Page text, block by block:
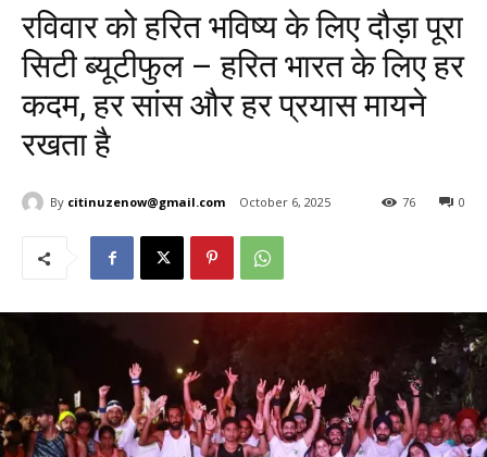
रविवार को हरित भविष्य के लिए दौड़ा पूरा
सिटी ब्यूटीफुल – हरित भारत के लिए हर
कदम, हर सांस और हर प्रयास मायने
रखता है
By citinuzenow@gmail.com October 6, 2025 0
76